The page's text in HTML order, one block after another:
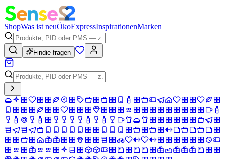
ShopWas ist neuÖkoExpressInspirationenMarken
Findie fragen